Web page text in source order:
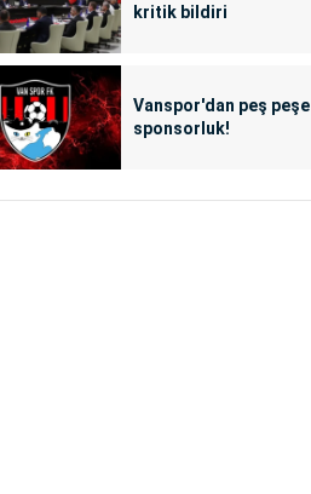
kritik bildiri
Vanspor'dan peş peşe
sponsorluk!